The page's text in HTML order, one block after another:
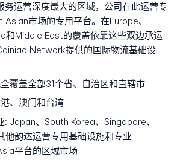
务运营深度最大的区域，公司在此运营专
市场的专用平台。在Europe、
和Middle East的覆盖依靠这些双边承运
Network提供的国际物流基础设
覆盖全部31个省、自治区和直辖市
、澳门和台湾
: Japan、South Korea、Singapore、
他韵达运营专用基础设施和专业
平台的区域市场